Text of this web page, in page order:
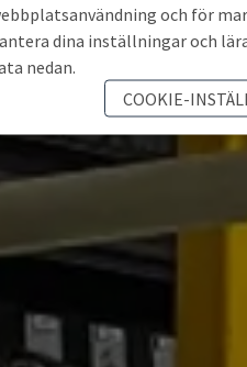
och för
dina inställningar och
nedan.
COOKIE-